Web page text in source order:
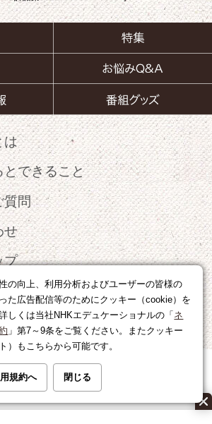
の向上、利用分析およびユーザーの皆様の
た広告配信等のためにクッキー（cookie）を
しくは当社NHKエデュケーショナルの「 ネ
」第7～9条をご覧ください。またクッキー
）もこちらから可能です。
規約へ 閉じる
は
とできること
質問
せ
プ
パートナーシップについて
人情報の取り扱いについて
に関するお問い合わせ